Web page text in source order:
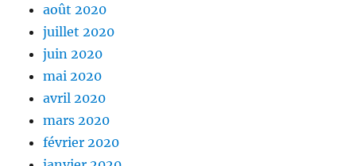
août 2020
juillet 2020
juin 2020
mai 2020
avril 2020
mars 2020
février 2020